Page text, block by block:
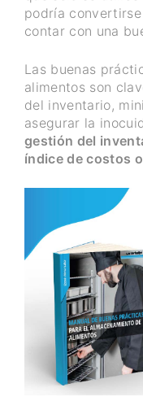
podría
contar con una
Las buenas
alimentos son
del inventario,
asegurar la
gestión del
índice de costos